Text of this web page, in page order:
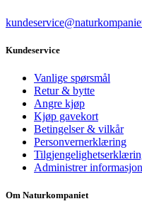
Kundeservice
Vanlige spørsmål
Retur & bytte
Angre kjøp
Kjøp gavekort
Betingelser & vilkår
Personvernerklæring
Administrer
Om Naturkompaniet